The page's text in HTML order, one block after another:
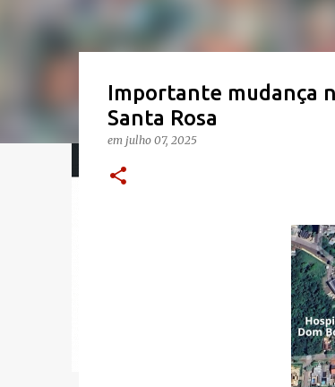
Importante mudança
Santa Rosa
em julho 07, 2025